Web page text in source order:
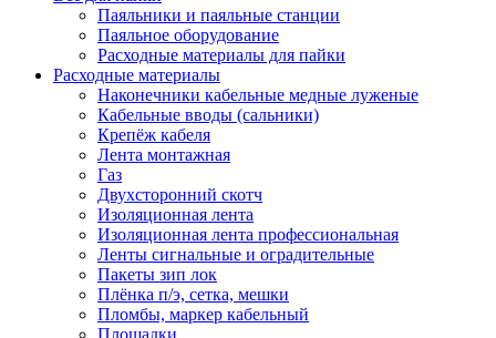
Паяльники и паяльные станции
Паяльное оборудование
Расходные материалы для пайки
Расходные материалы
Наконечники кабельные медные луженые
Кабельные вводы (сальники)
Крепёж кабеля
Лента монтажная
Газ
Двухсторонний скотч
Изоляционная лента
Изоляционная лента профессиональная
Ленты сигнальные и оградительные
Пакеты зип лок
Плёнка п/э, сетка, мешки
Пломбы, маркер кабельный